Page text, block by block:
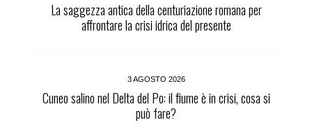
La saggezza antica della centuriazione romana per
affrontare la crisi idrica del presente
3 AGOSTO 2026
Cuneo salino nel Delta del Po: il fiume è in crisi, cosa si
può fare?